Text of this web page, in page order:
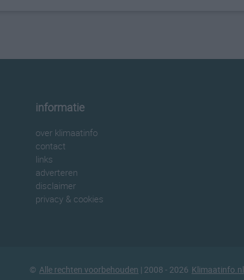
informatie
over klimaatinfo
contact
links
adverteren
disclaimer
privacy & cookies
© Alle rechten voorbehouden | 2008 - 2026 Klimaatinfo.nl